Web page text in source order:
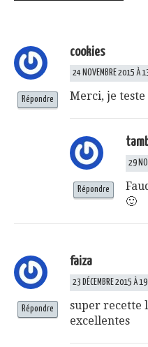
cookies
24 NOVEMBRE 2015 À
Merci, je
Répondre
29
🙂
Répondre
faiza
23 DÉCEMBRE 2015 À
super recette
excellentes
Répondre